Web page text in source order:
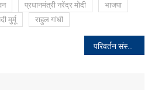
प्रधानमंत्री नरेंद्र मोदी
भाजपा
मुर्मू राहुल गांधी
परिवर्तन संस्था के द्वारा GD Goenka School में जैव विविधता दिवस के अवसर पर पेंटिंग प्रतियोगिता का हुआ आयोजन